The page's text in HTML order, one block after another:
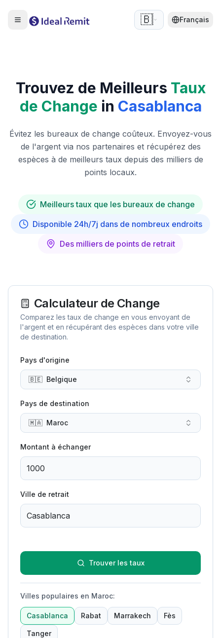
🇧🇪 Français
Trouvez de Meilleurs Taux
de Change in Casablanca
Évitez les bureaux de change coûteux. Envoyez-vous
de l'argent via nos partenaires et récupérez des
espèces à de meilleurs taux depuis des milliers de
points locaux.
Meilleurs taux que les bureaux de change
Disponible 24h/7j dans de nombreux endroits
Des milliers de points de retrait
Calculateur de Change
Comparez les taux de change en vous envoyant de
l'argent et en récupérant des espèces dans votre ville
de destination.
Pays d'origine
🇧🇪 Belgique
Pays de destination
🇲🇦 Maroc
Montant à échanger
Ville de retrait
Trouver les taux
Villes populaires en Maroc:
Casablanca Rabat Marrakech Fès
Tanger